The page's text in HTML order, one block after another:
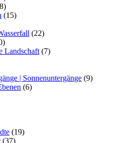
(15)
(22)
Landschaft (7)
| Sonnenuntergänge (9)
(6)
(19)
(37)